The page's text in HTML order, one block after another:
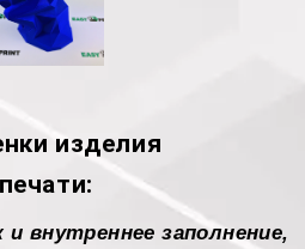
изделия
внутреннее заполнение,